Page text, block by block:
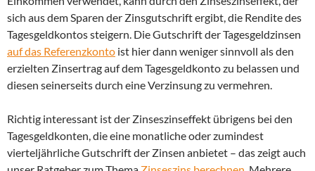
sich aus dem Sparen der Zinsgutschrift ergibt, die Rendite des
Tagesgeldkontos steigern. Die Gutschrift der Tagesgeldzinsen
auf das Referenzkonto ist hier dann weniger sinnvoll als den
erzielten Zinsertrag auf dem Tagesgeldkonto zu belassen und
diesen seinerseits durch eine Verzinsung zu vermehren.
Richtig interessant ist der Zinseszinseffekt übrigens bei den
Tagesgeldkonten, die eine monatliche oder zumindest
vierteljährliche Gutschrift der Zinsen anbietet – das zeigt auch